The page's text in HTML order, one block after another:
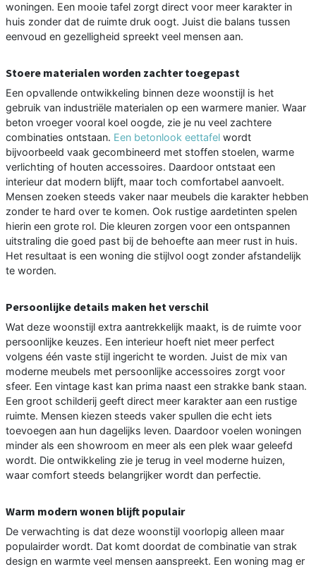
woningen. Een mooie tafel zorgt direct voor meer karakter in
huis zonder dat de ruimte druk oogt. Juist die balans tussen
eenvoud en gezelligheid spreekt veel mensen aan.
Stoere materialen worden zachter toegepast
Een opvallende ontwikkeling binnen deze woonstijl is het
gebruik van industriële materialen op een warmere manier. Waar
beton vroeger vooral koel oogde, zie je nu veel zachtere
combinaties ontstaan. Een betonlook eettafel wordt
bijvoorbeeld vaak gecombineerd met stoffen stoelen, warme
verlichting of houten accessoires. Daardoor ontstaat een
interieur dat modern blijft, maar toch comfortabel aanvoelt.
Mensen zoeken steeds vaker naar meubels die karakter hebben
zonder te hard over te komen. Ook rustige aardetinten spelen
hierin een grote rol. Die kleuren zorgen voor een ontspannen
uitstraling die goed past bij de behoefte aan meer rust in huis.
Het resultaat is een woning die stijlvol oogt zonder afstandelijk
te worden.
Persoonlijke details maken het verschil
Wat deze woonstijl extra aantrekkelijk maakt, is de ruimte voor
persoonlijke keuzes. Een interieur hoeft niet meer perfect
volgens één vaste stijl ingericht te worden. Juist de mix van
moderne meubels met persoonlijke accessoires zorgt voor
sfeer. Een vintage kast kan prima naast een strakke bank staan.
Een groot schilderij geeft direct meer karakter aan een rustige
ruimte. Mensen kiezen steeds vaker spullen die echt iets
toevoegen aan hun dagelijks leven. Daardoor voelen woningen
minder als een showroom en meer als een plek waar geleefd
wordt. Die ontwikkeling zie je terug in veel moderne huizen,
waar comfort steeds belangrijker wordt dan perfectie.
Warm modern wonen blijft populair
De verwachting is dat deze woonstijl voorlopig alleen maar
populairder wordt. Dat komt doordat de combinatie van strak
design en warmte veel mensen aanspreekt. Een woning mag er